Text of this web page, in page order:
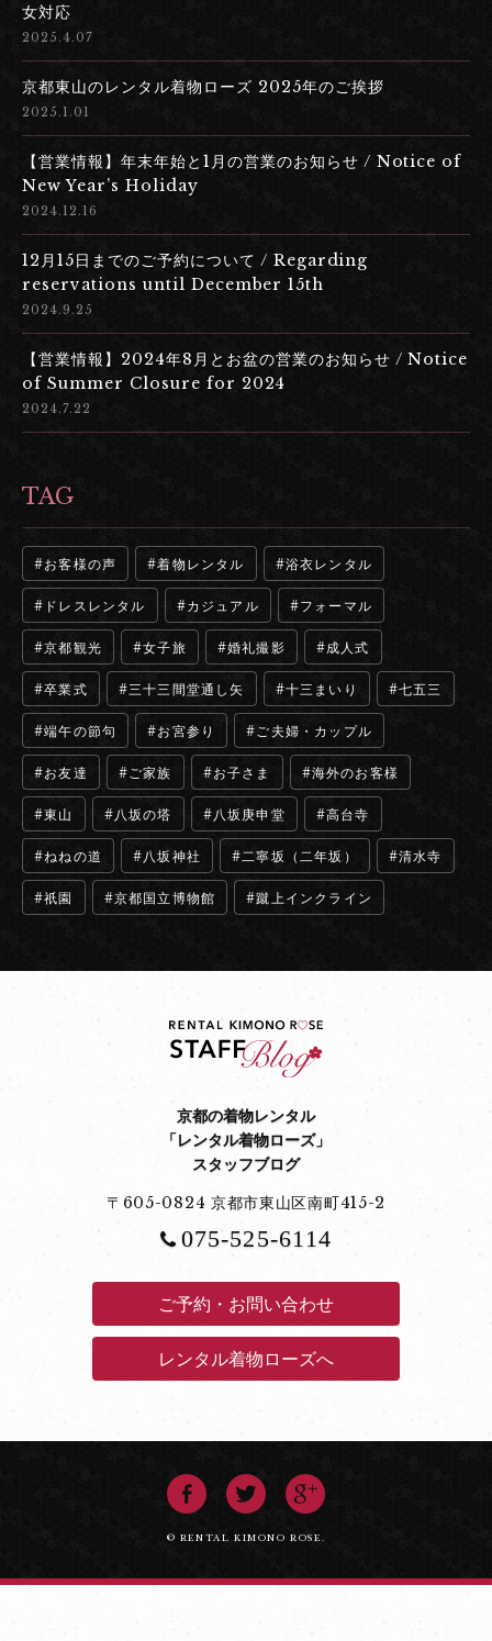
女対応
2025.4.07
京都東山のレンタル着物ローズ 2025年のご挨拶
2025.1.01
【営業情報】年末年始と1月の営業のお知らせ / Notice of
New Year’s Holiday
2024.12.16
12月15日までのご予約について / Regarding
reservations until December 15th
2024.9.25
【営業情報】2024年8月とお盆の営業のお知らせ / Notice
of Summer Closure for 2024
2024.7.22
TAG
お客様の声 着物レンタル 浴衣レンタル
ドレスレンタル カジュアル フォーマル
京都観光 女子旅 婚礼撮影 成人式
卒業式 三十三間堂通し矢 十三まいり 七五三
端午の節句 お宮参り ご夫婦・カップル
お友達 ご家族 お子さま 海外のお客様
東山 八坂の塔 八坂庚申堂 高台寺
ねねの道 八坂神社 二寧坂（二年坂） 清水寺
祇園 京都国立博物館 蹴上インクライン
京都の着物レンタル
「レンタル着物ローズ」
スタッフブログ
〒605-0824 京都市東山区南町415-2
075-525-6114
ご予約・お問い合わせ
レンタル着物ローズへ
© RENTAL KIMONO ROSE.